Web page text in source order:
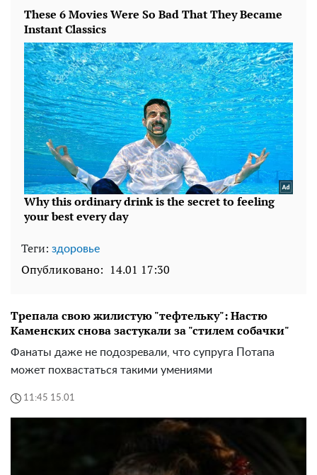
Теги: здоровье
Опубликовано: 14.01 17:30
Трепала свою жилистую "тефтельку": Настю
Каменских снова застукали за "стилем собачки"
Фанаты даже не подозревали, что супруга Потапа
может похвастаться такими умениями
11:45 15.01